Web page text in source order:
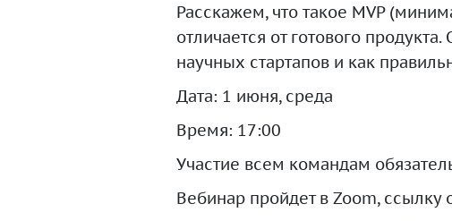
Расскажем, что такое MVP
отличается от готового
научных стартапов и как
Дата: 1 июня, среда
Время: 17:00
Участие всем командам
Вебинар пройдет в Zoom, ссылку